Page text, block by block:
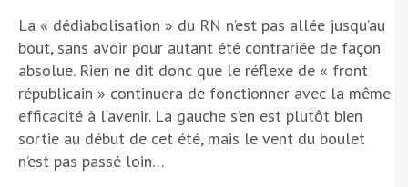
La « dédiabolisation » du RN n’est pas allée jusqu’au
bout, sans avoir pour autant été contrariée de façon
absolue. Rien ne dit donc que le réflexe de « front
républicain » continuera de fonctionner avec la même
efficacité à l’avenir. La gauche s’en est plutôt bien
sortie au début de cet été, mais le vent du boulet
n’est pas passé loin…